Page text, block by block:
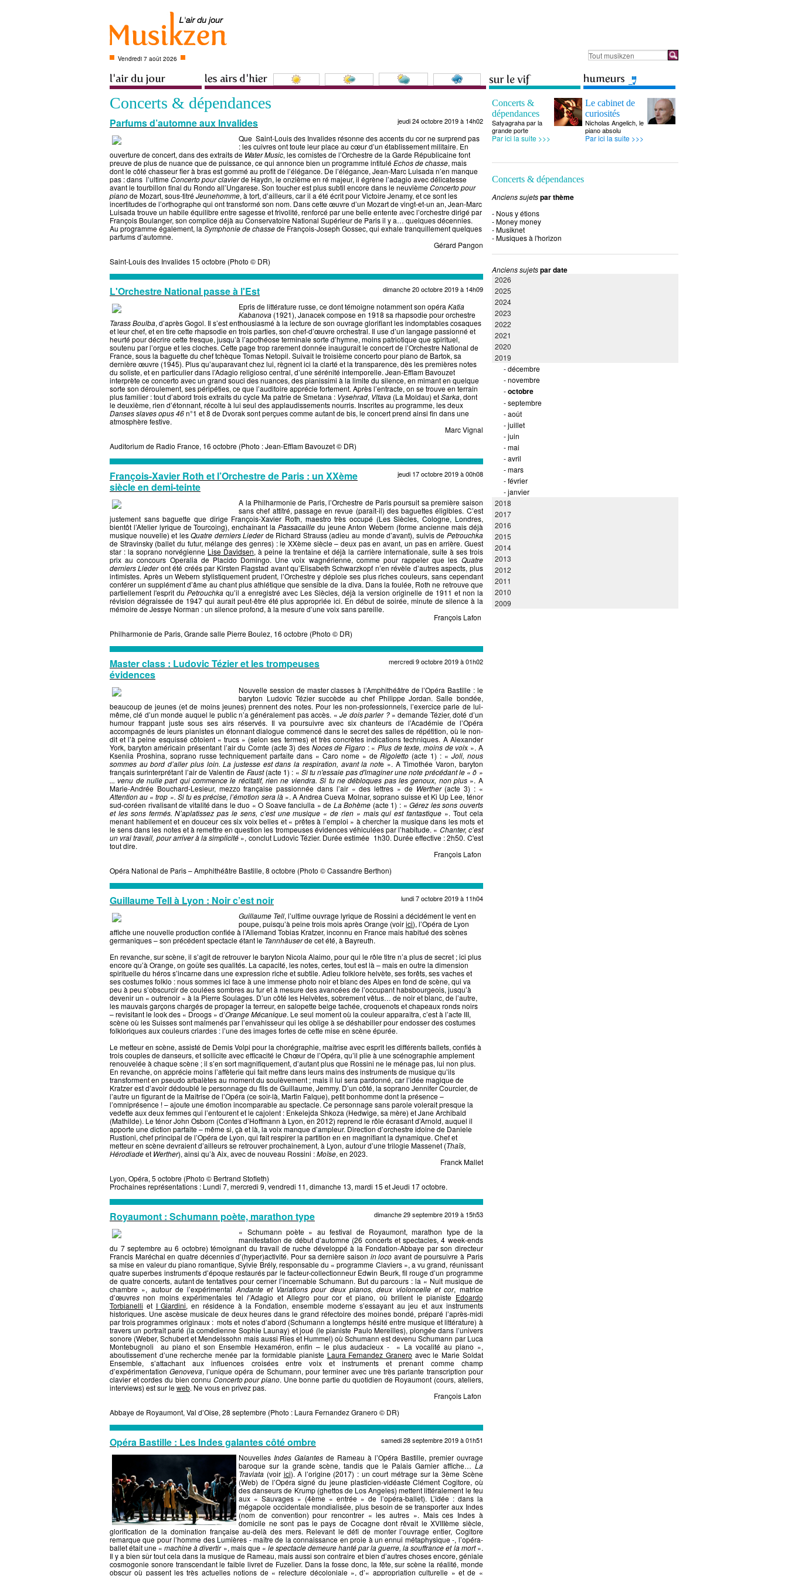
Vendredi 7 août 2026
Concerts & dépendances
Parfums d’automne aux Invalides jeudi 24 octobre 2019 à 14h02
Que Saint-Louis des Invalides résonne des accents du cor ne surprend pas
: les cuivres ont toute leur place au cœur d’un établissement militaire. En
ouverture de concert, dans des extraits de Water Music, les cornistes de l’Orchestre de la Garde Républicaine font
preuve de plus de nuance que de puissance, ce qui annonce bien un programme intituléEchos de chasse, mais
dont le côté chasseur fier à bras est gommé au profit de l’élégance. De l’élégance, Jean-Marc Luisada n’en manque
pas : dans l’ultimeConcerto pour clavierde Haydn, le onzième en ré majeur, il égrène l’adagio avec délicatesse
avant le tourbillon final du Rondo all’Ungarese. Son toucher est plus subtil encore dans le neuvièmeConcerto pour
pianode Mozart, sous-titréJeunehomme, à tort, d’ailleurs, car il a été écrit pour Victoire Jenamy, et ce sont les
incertitudes de l’orthographe qui ont transformé son nom. Dans cette œuvre d’un Mozart de vingt-et-un an, Jean-Marc
Luisada trouve un habile équilibre entre sagesse et frivolité, renforcé par une belle entente avec l’orchestre dirigé par
François Boulanger, son complice déjà au Conservatoire National Supérieur de Paris il y a… quelques décennies.
Au programme également, la Symphonie de chassede François-Joseph Gossec, qui exhale tranquillement quelques
parfums d’automne.
Gérard Pangon
Saint-Louis des Invalides 15 octobre (Photo © DR)
L'Orchestre National passe à l'Est dimanche 20 octobre 2019 à 14h09
Epris de littérature russe, ce dont témoigne notamment son opéraKatia
Kabanova (1921), Janacek compose en 1918 sa rhapsodie pour orchestre
Tarass Boulba, d’après Gogol. Il s’est enthousiasmé à la lecture de son ouvrage glorifiant les indomptables cosaques
et leur chef, et en tire cette rhapsodie en trois parties, son chef-d’œuvre orchestral. Il use d’un langage passionné et
heurté pour décrire cette fresque, jusqu’à l’apothéose terminale sorte d’hymne, moins patriotique que spirituel,
soutenu par l’orgue et les cloches. Cette page trop rarement donnée inaugurait le concert de l’Orchestre National de
France, sous la baguette du chef tchèque Tomas Netopil. Suivait le troisième concerto pour piano de Bartok, sa
dernière œuvre (1945). Plus qu’auparavant chez lui, règnent ici la clarté et la transparence, dès les premières notes
du soliste, et en particulier dans l’Adagio religioso central, d’une sérénité intemporelle. Jean-Efflam Bavouzet
interprète ce concerto avec un grand souci des nuances, des pianissimi à la limite du silence, en mimant en quelque
sorte son déroulement, ses péripéties, ce que l’auditoire apprécie fortement. Après l’entracte, on se trouve en terrain
plus familier : tout d’abord trois extraits du cycle Ma patrie de Smetana : Vysehrad, Vltava (La Moldau) etSarka, dont
le deuxième, rien d’étonnant, récolte à lui seul des applaudissements nourris. Inscrites au programme, les deux
Danses slaves opus 46n°1 et 8 de Dvorak sont perçues comme autant de bis, le concert prend ainsi fin dans une
atmosphère festive.
Marc Vignal
Auditorium de Radio France, 16 octobre (Photo : Jean-Efflam Bavouzet © DR)
François-Xavier Roth et l’Orchestre de Paris : un XXème
siècle en demi-teinte
jeudi 17 octobre 2019 à 00h08
A la Philharmonie de Paris, l’Orchestre de Paris poursuit sa première saison
sans chef attitré, passage en revue (paraît-il) des baguettes éligibles. C’est
justement sans baguette que dirige François-Xavier Roth, maestro très occupé (Les Siècles, Cologne, Londres,
bientôt l’Atelier lyrique de Tourcoing), enchaînant la Passacailledu jeune Anton Webern (forme ancienne mais déjà
musique nouvelle) et lesQuatre derniers Liederde Richard Strauss (adieu au monde d’avant), suivis de Petrouchka
de Stravinsky (ballet du futur, mélange des genres) : le XXème siècle – deux pas en avant, un pas en arrière. Guest
star : la soprano norvégienne Lise Davidsen, à peine la trentaine et déjà la carrière internationale, suite à ses trois
prix au concours Operalia de Placido Domingo. Une voix wagnérienne, comme pour rappeler que les Quatre
derniers Liederont été créés par Kirsten Flagstad avant qu’Elisabeth Schwarzkopf n’en révèle d’autres aspects, plus
intimistes. Après un Webern stylistiquement prudent, l’Orchestre y déploie ses plus riches couleurs, sans cependant
conférer un supplément d’âme au chant plus athlétique que sensible de la diva. Dans la foulée, Roth ne retrouve que
partiellement l'esprit duPetrouchka qu’il a enregistré avec Les Siècles, déjà la version originelle de 1911 et non la
révision dégraissée de 1947 qui aurait peut-être été plus appropriée ici. En début de soirée, minute de silence à la
mémoire de Jessye Norman : un silence profond, à la mesure d’une voix sans pareille.
François Lafon
Philharmonie de Paris, Grande salle Pierre Boulez, 16 octobre (Photo © DR)
Master class : Ludovic Tézier et les trompeuses
évidences
mercredi 9 octobre 2019 à 01h02
Nouvelle session de master classes à l’Amphithéâtre de l’Opéra Bastille : le
baryton Ludovic Tézier succède au chef Philippe Jordan. Salle bondée,
beaucoup de jeunes (et de moins jeunes) prennent des notes. Pour les non-professionnels, l’exercice parle de lui-
même, clé d’un monde auquel le public n’a généralement pas accès. «Je dois parler ?» demande Tézier, doté d’un
humour frappant juste sous ses airs réservés. Il va poursuivre avec six chanteurs de l’Académie de l’Opéra
accompagnés de leurs pianistes un étonnant dialogue commencé dans le secret des salles de répétition, où le non-
dit et l’à peine esquissé côtoient « trucs » (selon ses termes) et très concrètes indications techniques. A Alexander
York, baryton américain présentant l’air du Comte (acte 3) des Noces de Figaro : «Plus de texte, moins de voix ». A
Kseniia Proshina, soprano russe techniquement parfaite dans « Caro nome » deRigoletto (acte 1) : « Joli, nous
sommes au bord d’aller plus loin. La justesse est dans la respiration, avant la note ». A Timothée Varon, baryton
français surinterprétant l’air de Valentin de Faust(acte 1) : « Si tu n'essaie pas d'imaginer une note précédant le « ô »
... venu de nulle part qui commence le récitatif, rien ne viendra. Si tu ne débloques pas les genoux, non plus». A
Marie-Andrée Bouchard-Lesieur, mezzo française passionnée dans l’air « des lettres » de Werther(acte 3) : «
Attention au « trop ». Si tu es précise, l’émotion sera là». A Andrea Cueva Molnar, soprano suisse et Ki Up Lee, ténor
sud-coréen rivalisant de vitalité dans le duo « O Soave fanciulla » de La Bohème (acte 1) : « Gérez les sons ouverts
et les sons fermés. N’aplatissez pas le sens, c’est une musique « de rien » mais qui est fantastique ». Tout cela
menant habilement et en douceur ces six voix belles et « prêtes à l’emploi » à chercher la musique dans les mots et
le sens dans les notes et à remettre en question les trompeuses évidences véhiculées par l’habitude. « Chanter, c’est
un vrai travail, pour arriver à la simplicité », conclut Ludovic Tézier. Durée estimée 1h30. Durée effective : 2h50. C'est
tout dire.
François Lafon
Opéra National de Paris – Amphithéâtre Bastille, 8 octobre (Photo © Cassandre Berthon)
Guillaume Tell à Lyon : Noir c’est noir lundi 7 octobre 2019 à 11h04
Guillaume Tell, l’ultime ouvrage lyrique de Rossini a décidément le vent en
poupe, puisqu’à peine trois mois après Orange (voirici), l’Opéra de Lyon
affiche une nouvelle production confiée à l’Allemand Tobias Kratzer, inconnu en France mais habitué des scènes
germaniques – son précédent spectacle étant le Tannhäuserde cet été, à Bayreuth.
En revanche, sur scène, il s’agit de retrouver le baryton Nicola Alaimo, pour qui le rôle titre n’a plus de secret ; ici plus
encore qu’à Orange, on goûte ses qualités. La capacité, les notes, certes, tout est là – mais en outre la dimension
spirituelle du héros s’incarne dans une expression riche et subtile. Adieu folklore helvète, ses forêts, ses vaches et
ses costumes folklo : nous sommes ici face à une immense photo noir et blanc des Alpes en fond de scène, qui va
peu à peu s’obscurcir de coulées sombres au fur et à mesure des avancées de l’occupant habsbourgeois, jusqu’à
devenir un « outrenoir » à la Pierre Soulages. D’un côté les Helvètes, sobrement vêtus… de noir et blanc, de l’autre,
les mauvais garçons chargés de propager la terreur, en salopette beige tachée, croquenots et chapeaux ronds noirs
– revisitant le look des « Droogs » d’Orange Mécanique. Le seul moment où la couleur apparaîtra, c’est à l’acte III,
scène où les Suisses sont malmenés par l’envahisseur qui les oblige à se déshabiller pour endosser des costumes
folkloriques aux couleurs criardes : l’une des images fortes de cette mise en scène épurée.
Le metteur en scène, assisté de Demis Volpi pour la chorégraphie, maîtrise avec esprit les différents ballets, confiés à
trois couples de danseurs, et sollicite avec efficacité le Chœur de l’Opéra, qu’il plie à une scénographie amplement
renouvelée à chaque scène ; il s’en sort magnifiquement, d’autant plus que Rossini ne le ménage pas, lui non plus.
En revanche, on apprécie moins l’affèterie qui fait mettre dans leurs mains des instruments de musique qu’ils
transforment en pseudo arbalètes au moment du soulèvement ; mais il lui sera pardonné, car l’idée magique de
Kratzer est d’avoir dédoublé le personnage du fils de Guillaume, Jemmy. D’un côté, la soprano Jennifer Courcier, de
l’autre un figurant de la Maîtrise de l’Opéra (ce soir-là, Martin Falque), petit bonhomme dont la présence –
l’omniprésence ! – ajoute une émotion incomparable au spectacle. Ce personnage sans parole volerait presque la
vedette aux deux femmes qui l’entourent et le cajolent : Enkelejda Shkoza (Hedwige, sa mère) et Jane Archibald
(Mathilde). Le ténor John Osborn (Contes d’Hoffmann à Lyon, en 2012) reprend le rôle écrasant d’Arnold, auquel il
apporte une diction parfaite – même si, çà et là, la voix manque d’ampleur. Direction d’orchestre idoine de Daniele
Rustioni, chef principal de l’Opéra de Lyon, qui fait respirer la partition en en magnifiant la dynamique. Chef et
metteur en scène devraient d’ailleurs se retrouver prochainement, à Lyon, autour d’une trilogie Massenet (Thaïs,
Hérodiadeet Werther), ainsi qu’à Aix, avec de nouveau Rossini :Moïse, en 2023.
Franck Mallet
Lyon, Opéra, 5 octobre (Photo © Bertrand Stofleth)
Prochaines représentations : Lundi 7, mercredi 9, vendredi 11, dimanche 13, mardi 15 et Jeudi 17 octobre.
Royaumont : Schumann poète, marathon type dimanche 29 septembre 2019 à 15h53
« Schumann poète » au festival de Royaumont, marathon type de la
manifestation de début d’automne (26 concerts et spectacles, 4 week-ends
du 7 septembre au 6 octobre) témoignant du travail de ruche développé à la Fondation-Abbaye par son directeur
Francis Maréchal en quatre décennies d’(hyper)activité. Pour sa dernière saison in loco avant de poursuivre à Paris
sa mise en valeur du piano romantique, Sylvie Brély, responsable du « programme Claviers », a vu grand, réunissant
quatre superbes instruments d’époque restaurés par le facteur-collectionneur Edwin Beurk, fil rouge d’un programme
de quatre concerts, autant de tentatives pour cerner l’incernable Schumann. But du parcours : la « Nuit musique de
chambre », autour de l’expérimental Andante et Variations pour deux pianos, deux violoncelle et cor, matrice
d’œuvresnon moins expérimentales tel l’Adagio et Allegro pour cor et piano, où brillent le pianiste Edoardo
Torbianelli et I Giardini, en résidence à la Fondation, ensemble moderne s’essayant au jeu et aux instruments
historiques. Une ascèse musicale de deux heures dans le grand réfectoire des moines bondé, préparé l’après-midi
par trois programmes originaux : mots et notes d’abord (Schumann a longtemps hésité entre musique et littérature) à
travers un portrait parlé (la comédienne Sophie Launay) et joué (le pianiste Paulo Mereilles), plongée dans l’univers
sonore (Weber, Schubert et Mendelssohn mais aussi Ries et Hummel) où Schumann est devenu Schumann par Luca
Montebugnoli au piano et son Ensemble Hexaméron, enfin – le plus audacieux - « La vocalité au piano »,
aboutissement d’une recherche menée par la formidable pianiste Laura Fernandez Granero avec le Marie Soldat
Ensemble, s’attachant aux influences croisées entre voix et instruments et prenant comme champ
d’expérimentationGenoveva, l’unique opéra de Schumann, pour terminer avec une très parlante transcription pour
clavier et cordes du bien connu Concerto pour piano. Une bonne partie du quotidien de Royaumont (cours, ateliers,
interviews) est sur leweb. Ne vous en privez pas.
François Lafon
Abbaye de Royaumont, Val d’Oise, 28 septembre (Photo : Laura Fernandez Granero © DR)
Opéra Bastille : Les Indes galantes côté ombre samedi 28 septembre 2019 à 01h51
NouvellesIndes Galantes de Rameau à l’Opéra Bastille, premier ouvrage
baroque sur la grande scène, tandis que le Palais Garnier affiche… La
Traviata (voir ici). A l’origine (2017) : un court métrage sur la 3ème Scène
(Web) de l’Opéra signé du jeune plasticien-vidéaste Clément Cogitore, où
des danseurs de Krump (ghettos de Los Angeles) mettent littéralement le feu
aux « Sauvages » (4ème « entrée » de l’opéra-ballet). L’idée : dans la
mégapole occidentale mondialisée, plus besoin de se transporter aux Indes
(nom de convention) pour rencontrer « les autres ». Mais ces Indes à
domicile ne sont pas le pays de Cocagne dont rêvait le XVIIIème siècle,
glorification de la domination française au-delà des mers. Relevant le défi de monter l’ouvrage entier, Cogitore
remarque que pour l’homme des Lumières - maître de la connaissance en proie à un ennui métaphysique -, l’opéra-
ballet était une «machine à divertir», mais que « le spectacle demeure hanté par la guerre, la souffrance et la mort».
Il y a bien sûr tout cela dans la musique de Rameau, mais aussi son contraire et bien d’autres choses encore, géniale
cosmogonie sonore transcendant le faible livret de Fuzelier. Dans la fosse donc, la fête, sur scène la réalité, monde
obscur où passent les très actuelles notions de « relecture décoloniale », d’« appropriation culturelle » et de «
Concerts &
dépendances
Satyagraha par la
grande porte
Par ici la suite >>>
Le cabinet de
curiosités
Nicholas Angelich, le
piano absolu
Par ici la suite >>>
Concerts & dépendances
Anciens sujetspar thème
- Nous y étions
- Money money
- Musiknet
- Musiques à l'horizon
Anciens sujetspar date
2026
2025
2024
2023
2022
2021
2020
2019
-décembre
-novembre
-octobre
-septembre
-août
-juillet
-juin
-mai
-avril
-mars
-février
-janvier
2018
2017
2016
2015
2014
2013
2012
2011
2010
2009